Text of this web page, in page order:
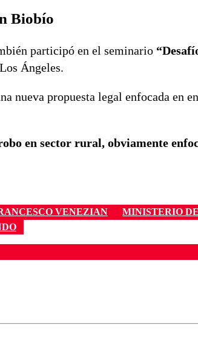
Biobío
participó en el seminario
Ángeles.
nueva propuesta legal enfocada en
en sector rural, obviamente
VENEZIAN
MINISTERIO